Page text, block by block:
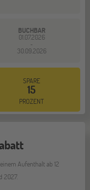
BUCHBAR
01.07.2026
-
30.09.2026
SPARE
15
PROZENT
Aufenthalt ab 12
2027.